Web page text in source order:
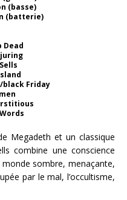
(basse)
(batterie)
Dead
black Friday
Megadeth et un classique
combine une conscience
sombre, menaçante,
par le mal, l’occultisme,